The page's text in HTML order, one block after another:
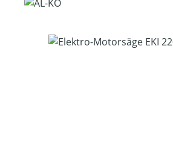
Bildergalerie überspringen